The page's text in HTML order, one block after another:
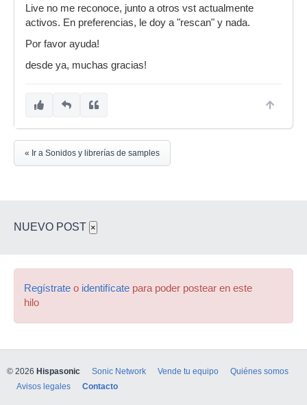
Live no me reconoce, junto a otros vst actualmente
activos. En preferencias, le doy a "rescan" y nada.
Por favor ayuda!
desde ya, muchas gracias!
« Ir a Sonidos y librerías de samples
NUEVO POST ×
Regístrate o identifícate para poder postear en este
hilo
© 2026 Hispasonic Sonic Network Vende tu equipo
Quiénes somos
Avisos legales
Contacto